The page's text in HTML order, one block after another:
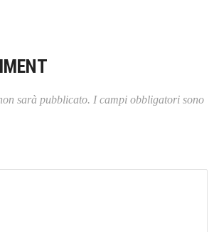
sarà pubblicato. I campi obbligatori sono